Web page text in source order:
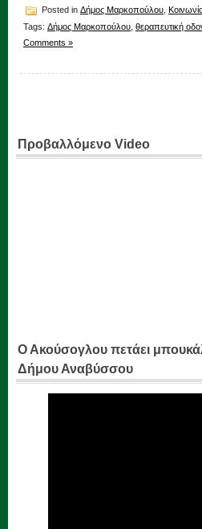
Posted in Δήμος Μαρκοπούλου
Tags: Δήμος Μαρκοπούλου θεραπευτική
Comments »
Προβαλλόμενο Video
Ο Ακούσογλου πετάει
Δήμου Αναβύσσου